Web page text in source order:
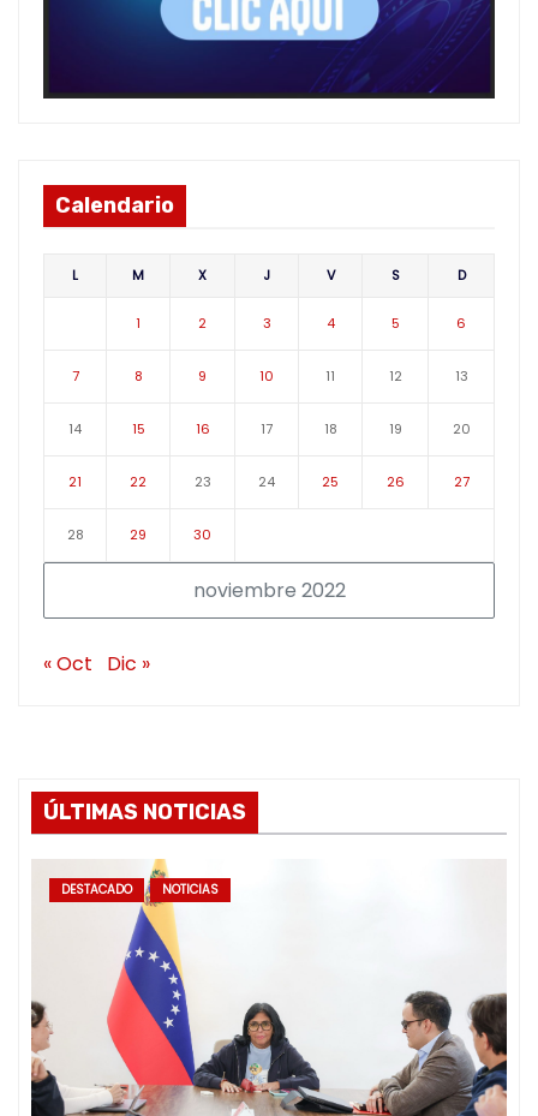
Calendario
noviembre 2022
L M X J V S D
1 2 3 4 5 6
7 8 9 10 11 12 13
14 15 16 17 18 19 20
21 22 23 24 25 26 27
28 29 30
« Oct Dic »
ÚLTIMAS NOTICIAS
DESTACADO NOTICIAS